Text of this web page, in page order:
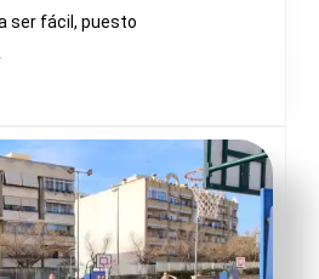
ser fácil, puesto